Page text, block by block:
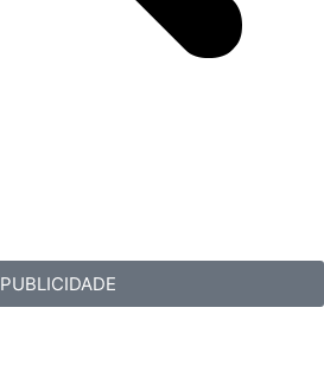
PUBLICIDADE